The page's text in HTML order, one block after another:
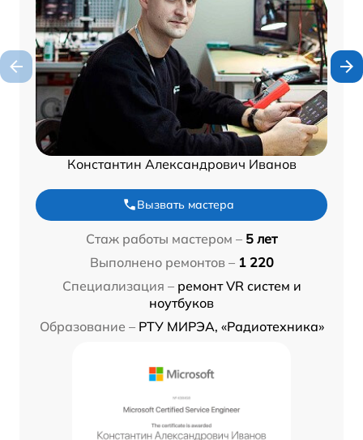
Константин Александрович Иванов
Вызвать мастера
Стаж работы мастером – 5 лет
Выполнено ремонтов – 1 220
Специализация – ремонт VR систем и
ноутбуков
Образование – РТУ МИРЭА, «Радиотехника»